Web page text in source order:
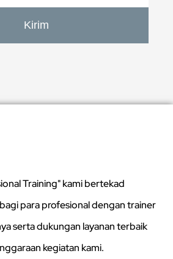
Kirim
Training" kami bertekad
para profesional dengan trainer
serta dukungan layanan terbaik
kegiatan kami.